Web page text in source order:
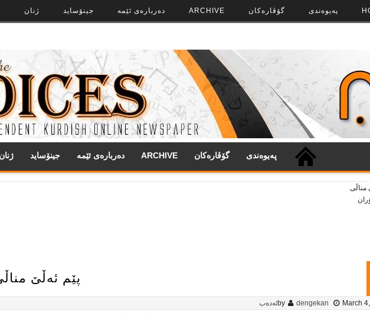
ژنان جینۆساید ده‌رباره‌ی ئێمه ARCHIVE گۆڤاره‌کان په‌‌یوه‌ندی
ژنان جینۆساید ده‌رباره‌ی ئێمه ARCHIVE گۆڤاره‌کان په‌‌یوه‌ندی
پێم ئه‌ڵێ‌
by dengekan March ئەدەب